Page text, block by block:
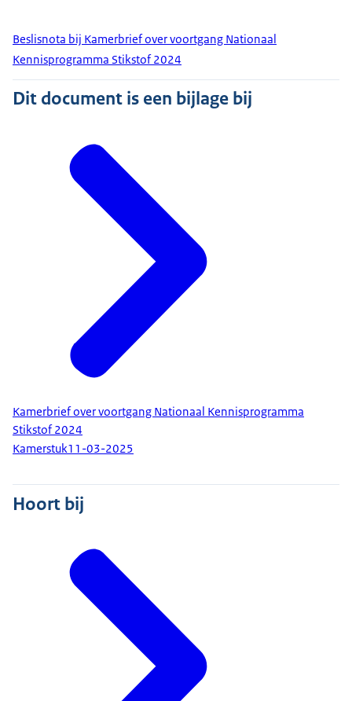
Beslisnota bij Kamerbrief over voortgang Nationaal
Kennisprogramma Stikstof 2024
Dit document is een bijlage bij
Kamerbrief over voortgang Nationaal Kennisprogramma
Stikstof 2024
Kamerstuk11-03-2025
Hoort bij